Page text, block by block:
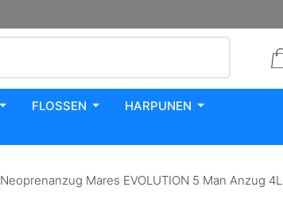
FLOSSEN
HARPUNEN
Neoprenanzug Mares EVOLUTION 5 Man Anzug 4L